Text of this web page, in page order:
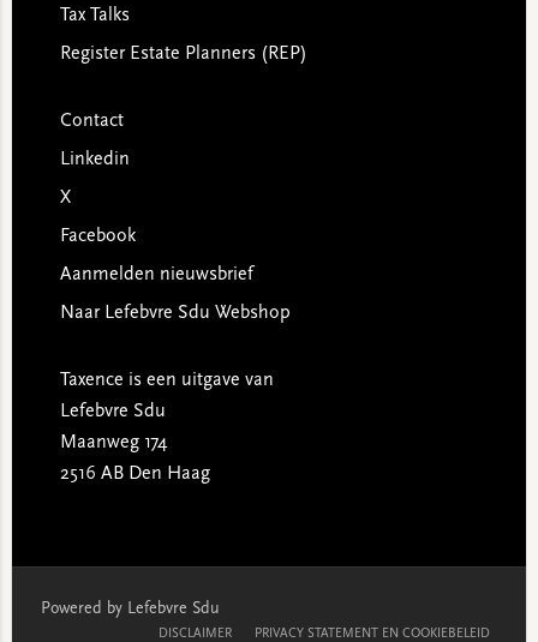
Tax Talks
Register Estate Planners (REP)
Contact
Linkedin
X
Facebook
Aanmelden nieuwsbrief
Naar Lefebvre Sdu Webshop
Taxence is een uitgave van
Lefebvre Sdu
Maanweg 174
2516 AB Den Haag
Powered by Lefebvre Sdu
DISCLAIMER PRIVACY STATEMENT EN COOKIEBELEID